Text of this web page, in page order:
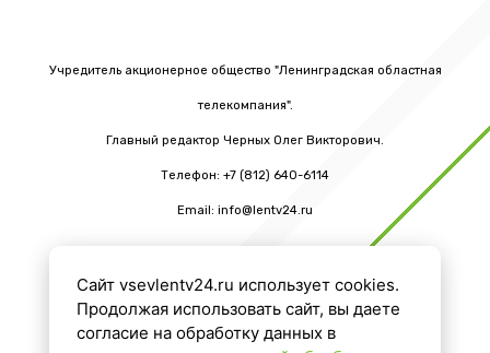
Учредитель акционерное общество "Ленинградская областная
телекомпания".
Главный редактор Черных Олег Викторович.
Телефон: +7 (812) 640-6114
Email: info@lentv24.ru
16+
Сайт vsevlentv24.ru использует cookies.
Продолжая использовать сайт, вы даете
согласие на обработку данных в